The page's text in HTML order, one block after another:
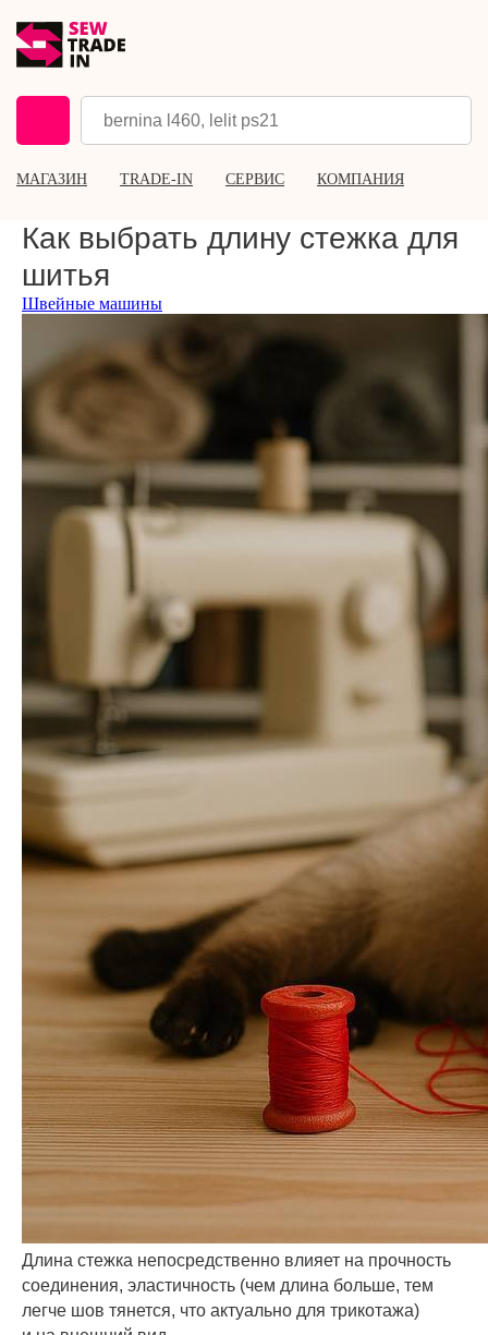
МАГАЗИН TRADE-IN СЕРВИС КОМПАНИЯ
Как выбрать длину стежка для
шитья
Швейные машины
Длина стежка непосредственно влияет на прочность
соединения, эластичность (чем длина больше, тем
легче шов тянется, что актуально для трикотажа)